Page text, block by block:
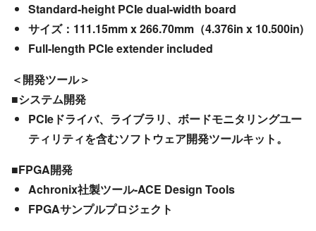
Standard-height PCIe dual-width board
サイズ：111.15mm x 266.70mm（4.376in x 10.500in)
Full-length PCIe extender included
＜開発ツール＞
■システム開発
PCIeドライバ、ライブラリ、ボードモニタリングユー
ティリティを含むソフトウェア開発ツールキット。
■FPGA開発
Achronix社製ツール-ACE Design Tools
FPGAサンプルプロジェクト